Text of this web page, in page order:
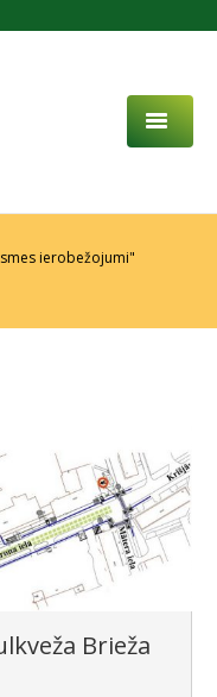
ierobežojumi"
Brieža